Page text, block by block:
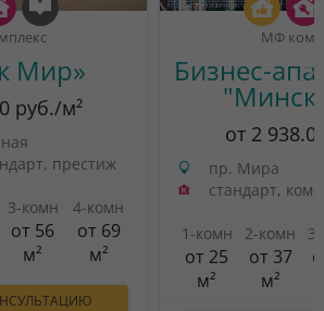
Мир»
руб./м²
престиж
3-комн
от 56
м²
4-комн
от 69
м²
МФ
Бизнес-
от 2
пр. Мира
стандарт,
1-комн
от 25
м²
2-комн
от 37
м²